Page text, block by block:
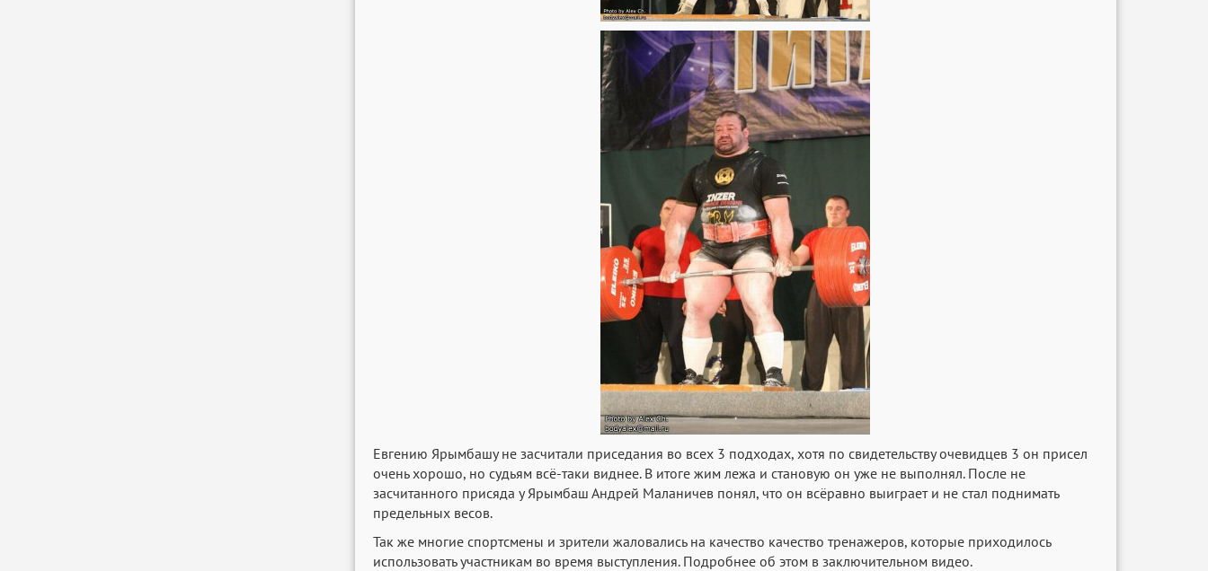
Евгению Ярымбашу не засчитали приседания во всех 3 подходах, хотя по свидетельству очевидцев 3 он присел
очень хорошо, но судьям всё-таки виднее. В итоге жим лежа и становую он уже не выполнял. После не
засчитанного присяда у Ярымбаш Андрей Маланичев понял, что он всёравно выиграет и не стал поднимать
предельных весов.
Так же многие спортсмены и зрители жаловались на качество качество тренажеров, которые приходилось
использовать участникам во время выступления. Подробнее об этом в заключительном видео.